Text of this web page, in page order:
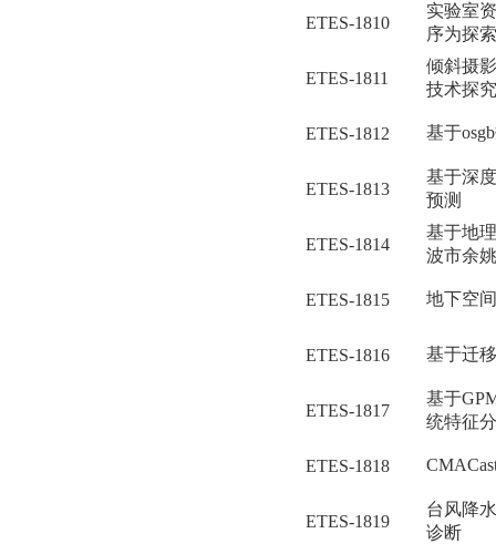
ETES-1810
实验室
序为探
ETES-1811
倾斜摄
技术探究
ETES-1812 基于
ETES-1813
基于深
预测
ETES-1814
基于地
波市余
ETES-1815 地下空
ETES-1816 基于迁
ETES-1817
基于
统特征
ETES-1818
ETES-1819
台风降
诊断